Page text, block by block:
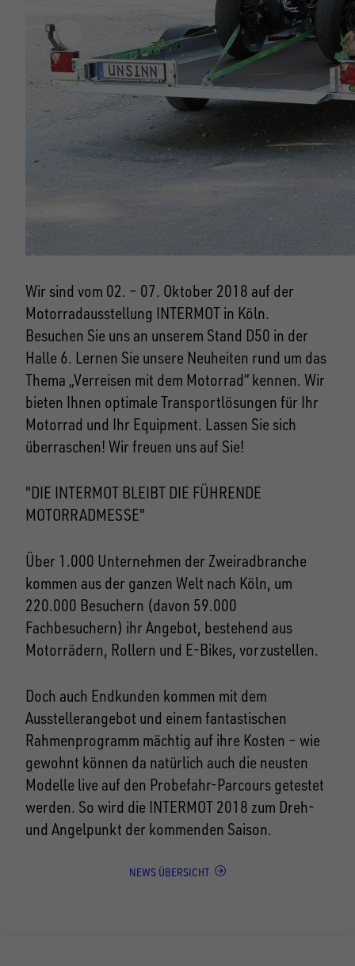
Wir sind vom 02. – 07. Oktober 2018 auf der
Motorradausstellung INTERMOT in Köln.
Besuchen Sie uns an unserem Stand D50 in der
Halle 6. Lernen Sie unsere Neuheiten rund um das
Thema „Verreisen mit dem Motorrad“ kennen. Wir
bieten Ihnen optimale Transportlösungen für Ihr
Motorrad und Ihr Equipment. Lassen Sie sich
überraschen! Wir freuen uns auf Sie!
"DIE INTERMOT BLEIBT DIE FÜHRENDE
MOTORRADMESSE"
Über 1.000 Unternehmen der Zweiradbranche
kommen aus der ganzen Welt nach Köln, um
220.000 Besuchern (davon 59.000
Fachbesuchern) ihr Angebot, bestehend aus
Motorrädern, Rollern und E-Bikes, vorzustellen.
Doch auch Endkunden kommen mit dem
Ausstellerangebot und einem fantastischen
Rahmenprogramm mächtig auf ihre Kosten – wie
gewohnt können da natürlich auch die neusten
Modelle live auf den Probefahr-Parcours getestet
werden. So wird die INTERMOT 2018 zum Dreh-
und Angelpunkt der kommenden Saison.
NEWS ÜBERSICHT